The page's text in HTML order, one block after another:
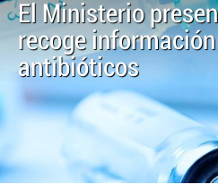
El Ministerio
recoge
antibióticos